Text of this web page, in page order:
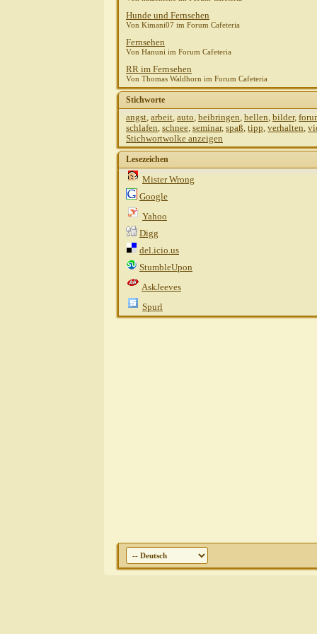
Hunde und Fernsehen
Von Kimani07 im Forum Cafeteria
Fernsehen
Von Hanuni im Forum Cafeteria
RR im Fernsehen
Von Thomas Waldhorn im Forum Cafeteria
Stichworte
angst, arbeit, auto, beibringen, bellen, bilder,
schlafen, schnee, seminar, spaß, tipp, verhalten,
Stichwortwolke anzeigen
Lesezeichen
Mister Wrong
Google
Yahoo
Digg
del.icio.us
StumbleUpon
AskJeeves
Spurl